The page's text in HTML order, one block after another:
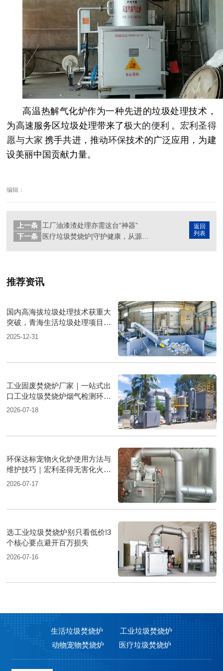
高温热解气化炉作为一种先进的垃圾处理技术，
为高速服务区垃圾处理带来了极大的便利 。 宏利圣得
愿与大家 携手共进，推动环保技术的广泛应用，为建
设美丽中国贡献力量。
编辑：
返回
列表
上一条
工厂油漆渣处理亦需这台“神器”
下一条
推荐资讯
国内高海拔垃圾处理技术获重大
突破，青海生活垃圾处理项目树
行业新标杆
2025-12-31
工业固废焚烧炉厂家｜一站式出
口工业垃圾焚烧炉烟气检测环保
达标
2026-07-18
环保达标宠物火化炉使用方法与
维护技巧｜宏利圣得无害化火化
设备科普
2026-07-17
选工业垃圾焚烧炉别只看低价!3
个核心要点避开百万损失
2026-07-16
生活垃圾焚烧炉
工业垃圾焚烧炉
动物宠物焚烧炉
医疗垃圾焚烧炉